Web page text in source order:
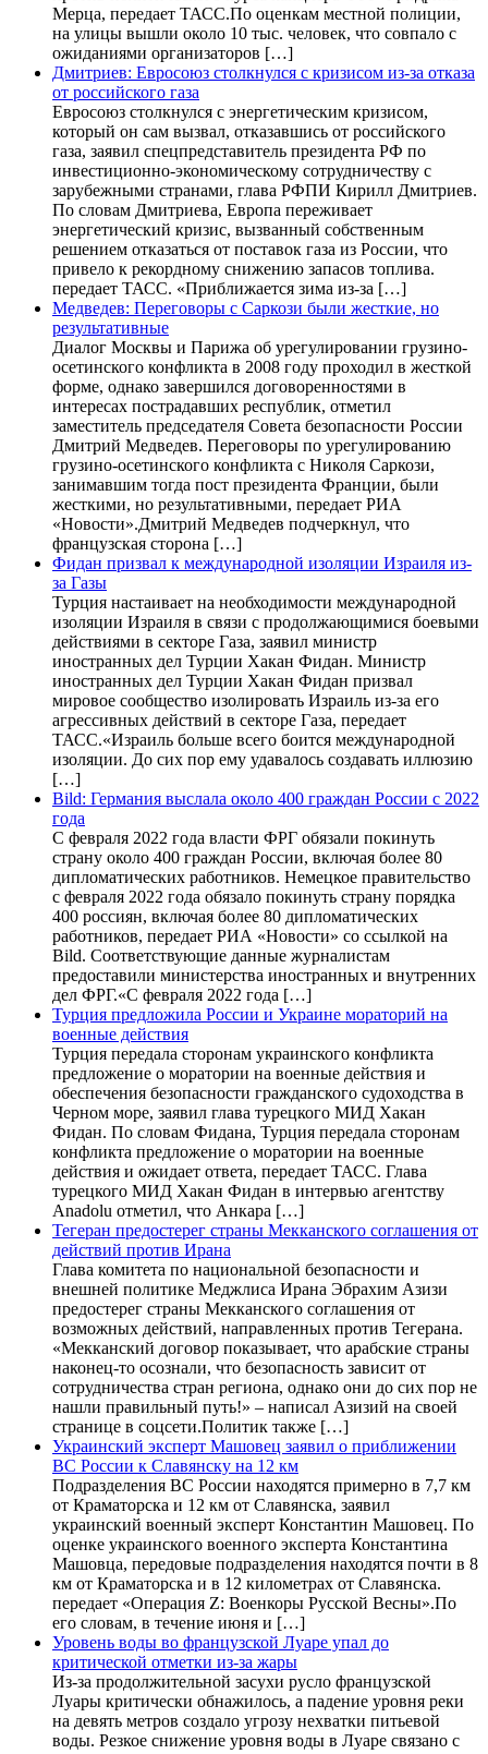
Мерца, передает ТАСС.По оценкам местной полиции,
на улицы вышли около 10 тыс. человек, что совпало с
ожиданиями организаторов […]
Дмитриев: Евросоюз столкнулся с кризисом из-за отказа
от российского газа
Евросоюз столкнулся с энергетическим кризисом,
который он сам вызвал, отказавшись от российского
газа, заявил спецпредставитель президента РФ по
инвестиционно-экономическому сотрудничеству с
зарубежными странами, глава РФПИ Кирилл Дмитриев.
По словам Дмитриева, Европа переживает
энергетический кризис, вызванный собственным
решением отказаться от поставок газа из России, что
привело к рекордному снижению запасов топлива.
передает ТАСС. «Приближается зима из-за […]
Медведев: Переговоры с Саркози были жесткие, но
результативные
Диалог Москвы и Парижа об урегулировании грузино-
осетинского конфликта в 2008 году проходил в жесткой
форме, однако завершился договоренностями в
интересах пострадавших республик, отметил
заместитель председателя Совета безопасности России
Дмитрий Медведев. Переговоры по урегулированию
грузино-осетинского конфликта с Николя Саркози,
занимавшим тогда пост президента Франции, были
жесткими, но результативными, передает РИА
«Новости».Дмитрий Медведев подчеркнул, что
французская сторона […]
Фидан призвал к международной изоляции Израиля из-
за Газы
Турция настаивает на необходимости международной
изоляции Израиля в связи с продолжающимися боевыми
действиями в секторе Газа, заявил министр
иностранных дел Турции Хакан Фидан. Министр
иностранных дел Турции Хакан Фидан призвал
мировое сообщество изолировать Израиль из-за его
агрессивных действий в секторе Газа, передает
ТАСС.«Израиль больше всего боится международной
изоляции. До сих пор ему удавалось создавать иллюзию
[…]
Bild: Германия выслала около 400 граждан России с 2022
года
С февраля 2022 года власти ФРГ обязали покинуть
страну около 400 граждан России, включая более 80
дипломатических работников. Немецкое правительство
с февраля 2022 года обязало покинуть страну порядка
400 россиян, включая более 80 дипломатических
работников, передает РИА «Новости» со ссылкой на
Bild. Соответствующие данные журналистам
предоставили министерства иностранных и внутренних
дел ФРГ.«С февраля 2022 года […]
Турция предложила России и Украине мораторий на
военные действия
Турция передала сторонам украинского конфликта
предложение о моратории на военные действия и
обеспечения безопасности гражданского судоходства в
Черном море, заявил глава турецкого МИД Хакан
Фидан. По словам Фидана, Турция передала сторонам
конфликта предложение о моратории на военные
действия и ожидает ответа, передает ТАСС. Глава
турецкого МИД Хакан Фидан в интервью агентству
Anadolu отметил, что Анкара […]
Тегеран предостерег страны Мекканского соглашения от
действий против Ирана
Глава комитета по национальной безопасности и
внешней политике Меджлиса Ирана Эбрахим Азизи
предостерег страны Мекканского соглашения от
возможных действий, направленных против Тегерана.
«Мекканский договор показывает, что арабские страны
наконец-то осознали, что безопасность зависит от
сотрудничества стран региона, однако они до сих пор не
нашли правильный путь!» – написал Азизий на своей
странице в соцсети.Политик также […]
Украинский эксперт Машовец заявил о приближении
ВС России к Славянску на 12 км
Подразделения ВС России находятся примерно в 7,7 км
от Краматорска и 12 км от Славянска, заявил
украинский военный эксперт Константин Машовец. По
оценке украинского военного эксперта Константина
Машовца, передовые подразделения находятся почти в 8
км от Краматорска и в 12 километрах от Славянска.
передает «Операция Z: Военкоры Русской Весны».По
его словам, в течение июня и […]
Уровень воды во французской Луаре упал до
критической отметки из-за жары
Из-за продолжительной засухи русло французской
Луары критически обнажилось, а падение уровня реки
на девять метров создало угрозу нехватки питьевой
воды. Резкое снижение уровня воды в Луаре связано с